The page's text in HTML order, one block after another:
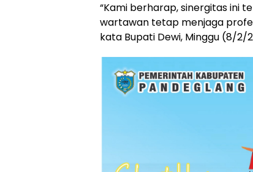
“Kami berharap, sinergitas ini
wartawan tetap menjaga
kata Bupati Dewi, Minggu (8/2/